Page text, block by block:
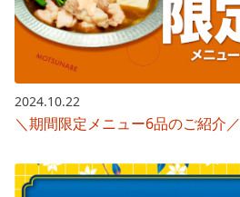
2024.10.22
＼期間限定メニュー6品のご紹介／